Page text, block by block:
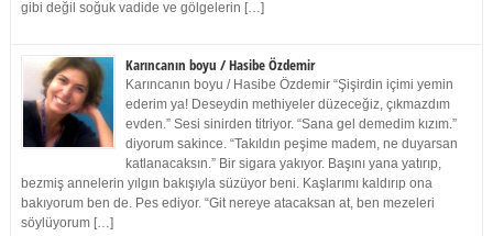
gibi değil soğuk vadide ve gölgelerin […]
Karıncanın boyu / Hasibe Özdemir
Karıncanın boyu / Hasibe Özdemir “Şişirdin içimi yemin
ederim ya! Deseydin methiyeler düzeceğiz, çıkmazdım
evden.” Sesi sinirden titriyor. “Sana gel demedim kızım.”
diyorum sakince. “Takıldın peşime madem, ne duyarsan
katlanacaksın.” Bir sigara yakıyor. Başını yana yatırıp,
bezmiş annelerin yılgın bakışıyla süzüyor beni. Kaşlarımı kaldırıp ona
bakıyorum ben de. Pes ediyor. “Git nereye atacaksan at, ben mezeleri
söylüyorum […]